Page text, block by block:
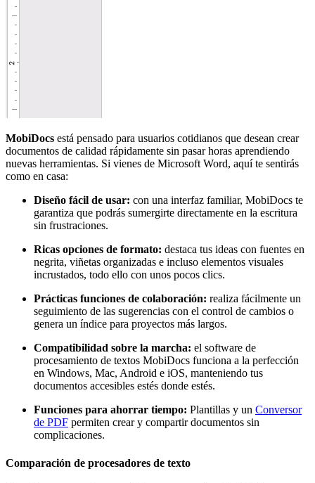
MobiDocs está pensado para usuarios cotidianos que desean crear
documentos de calidad rápidamente sin pasar horas aprendiendo
nuevas herramientas. Si vienes de Microsoft Word, aquí te sentirás
como en casa:
Diseño fácil de usar: con una interfaz familiar, MobiDocs te
garantiza que podrás sumergirte directamente en la escritura
sin frustraciones.
Ricas opciones de formato: destaca tus ideas con fuentes en
negrita, viñetas organizadas e incluso elementos visuales
incrustados, todo ello con unos pocos clics.
Prácticas funciones de colaboración: realiza fácilmente un
seguimiento de las sugerencias con el control de cambios o
genera un índice para proyectos más largos.
Compatibilidad sobre la marcha: el software de
procesamiento de textos MobiDocs funciona a la perfección
en Windows, Mac, Android e iOS, manteniendo tus
documentos accesibles estés donde estés.
Funciones para ahorrar tiempo: Plantillas y un Conversor
de PDF permiten crear y compartir documentos sin
complicaciones.
Comparación de procesadores de texto